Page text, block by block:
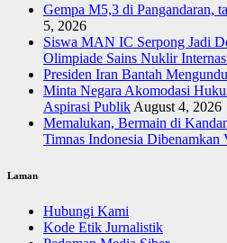
Gempa M5,3 di Pangandaran,
5, 2026
Siswa MAN IC Serpong Jadi
Olimpiade Sains Nuklir
Presiden Iran Bantah
Minta Negara Akomodasi
Aspirasi Publik August 4, 2026
Memalukan, Bermain di
Timnas Indonesia Dibenamkan
Laman
Hubungi Kami
Kode Etik Jurnalistik